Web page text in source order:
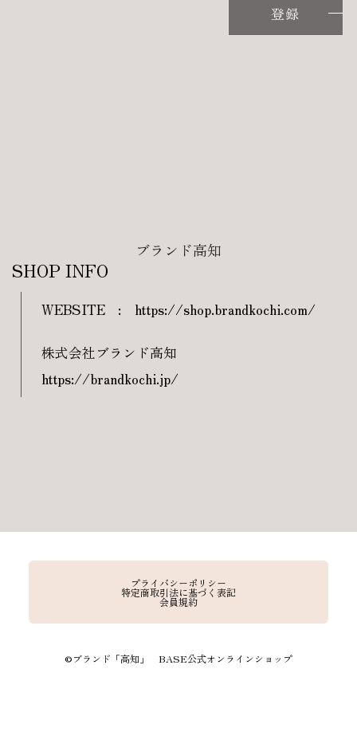
登録
ブランド高知
SHOP INFO
WEBSITE : https://shop.brandkochi.com/
株式会社ブランド高知
https://brandkochi.jp/
プライバシーポリシー
特定商取引法に基づく表記
会員規約
©︎ブランド「高知」 BASE公式オンラインショップ